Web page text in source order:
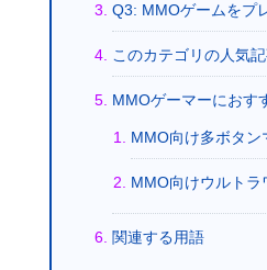
Q3: MMOゲームをプ
このカテゴリの人気
MMOゲーマーにおす
MMO向け多ボタン
MMO向けウルトラ
関連する用語